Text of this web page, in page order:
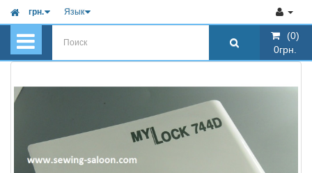
грн. Язык
(0)
0грн.